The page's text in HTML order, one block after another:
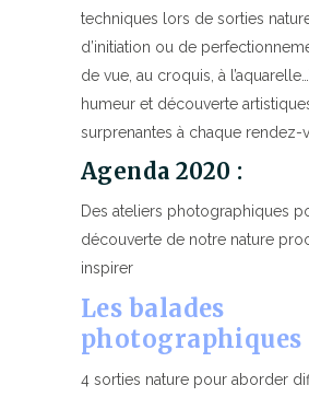
techniques lors de sorties
d’initiation ou de
de vue, au croquis, à
humeur et découverte
surprenantes à chaque rendez-
Agenda 2020 :
Des ateliers photographiques
découverte de notre nature
inspirer
Les balades
photographiques
4 sorties nature pour aborder